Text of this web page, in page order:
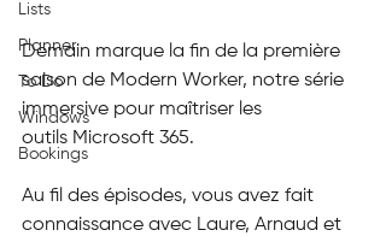
Lists
Planner
To Do
Windows
Bookings
Demain marque la fin de la première
saison de Modern Worker, notre série
immersive pour maîtriser les
outils Microsoft 365.
Au fil des épisodes, vous avez fait
connaissance avec Laure, Arnaud et